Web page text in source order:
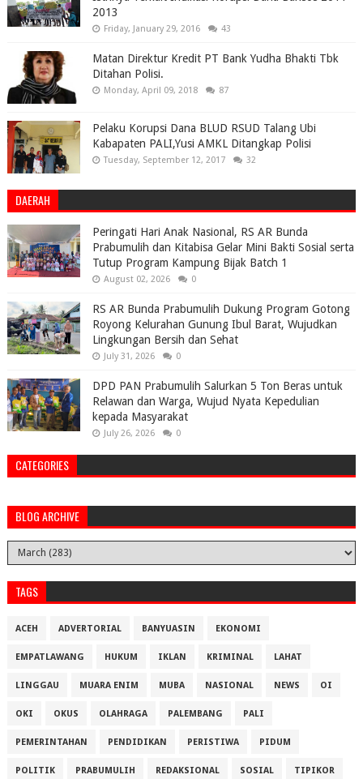
2013
Friday, January 29, 2016 43
Matan Direktur Kredit PT Bank Yudha Bhakti Tbk
Ditahan Polisi.
Monday, April 09, 2018 87
Pelaku Korupsi Dana BLUD RSUD Talang Ubi
Kabapaten PALI,Yusi AMKL Ditangkap Polisi
Tuesday, September 12, 2017 32
DAERAH
Peringati Hari Anak Nasional, RS AR Bunda
Prabumulih dan Kitabisa Gelar Mini Bakti Sosial serta
Tutup Program Kampung Bijak Batch 1
August 02, 2026 0
RS AR Bunda Prabumulih Dukung Program Gotong
Royong Kelurahan Gunung Ibul Barat, Wujudkan
Lingkungan Bersih dan Sehat
July 31, 2026 0
DPD PAN Prabumulih Salurkan 5 Ton Beras untuk
Relawan dan Warga, Wujud Nyata Kepedulian
kepada Masyarakat
July 26, 2026 0
CATEGORIES
BLOG ARCHIVE
TAGS
ACEH ADVERTORIAL BANYUASIN EKONOMI
EMPATLAWANG HUKUM IKLAN KRIMINAL LAHAT
LINGGAU MUARA ENIM MUBA NASIONAL NEWS OI
OKI OKUS OLAHRAGA PALEMBANG PALI
PEMERINTAHAN PENDIDIKAN PERISTIWA PIDUM
POLITIK PRABUMULIH REDAKSIONAL SOSIAL TIPIKOR